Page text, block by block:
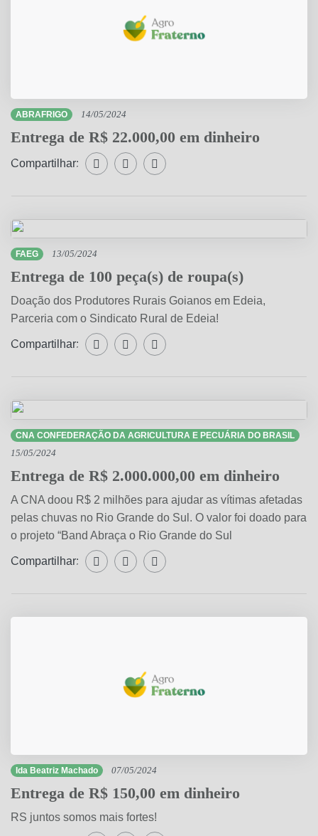
ABRAFRIGO 14/05/2024
Entrega de R$ 22.000,00 em dinheiro
Compartilhar: Compartilhar WhatsApp
Compartilhar Facebook
Compartilhar Twitter
FAEG 13/05/2024
Entrega de 100 peça(s) de roupa(s)
Doação dos Produtores Rurais Goianos em Edeia,
Parceria com o Sindicato Rural de Edeia!
Compartilhar: Compartilhar WhatsApp
Compartilhar Facebook
Compartilhar Twitter
CNA CONFEDERAÇÃO DA AGRICULTURA E PECUÁRIA DO BRASIL
15/05/2024
Entrega de R$ 2.000.000,00 em dinheiro
A CNA doou R$ 2 milhões para ajudar as vítimas afetadas
pelas chuvas no Rio Grande do Sul. O valor foi doado para
o projeto “Band Abraça o Rio Grande do Sul
Compartilhar: Compartilhar WhatsApp
Compartilhar Facebook
Compartilhar Twitter
Ida Beatriz Machado 07/05/2024
Entrega de R$ 150,00 em dinheiro
RS juntos somos mais fortes!